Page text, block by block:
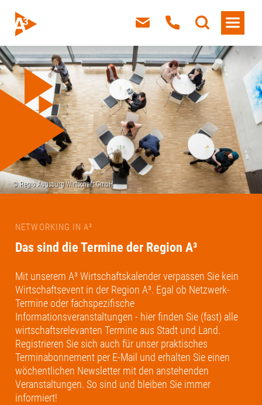
NETWORKING IN A³
Das sind die Termine der Region A³
Mit unserem A³ Wirtschaftskalender verpassen Sie kein
Wirtschaftsevent in der Region A³. Egal ob Netzwerk-
Termine oder fachspezifische
Informationsveranstaltungen - hier finden Sie (fast) alle
wirtschaftsrelevanten Termine aus Stadt und Land.
Registrieren Sie sich auch für unser praktisches
Terminabonnement per E-Mail und erhalten Sie einen
wöchentlichen Newsletter mit den anstehenden
Veranstaltungen. So sind und bleiben Sie immer
informiert!